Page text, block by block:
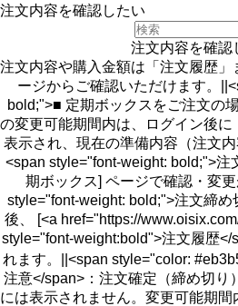
注文内容を確認したい
注文内容を確認
注文内容や購入金額は「注文履歴
ージからご確認いただけます。
bold;">■ 定期ボックスをご注文の
の変更可能期間内は、ログイン後
表示され、現在の準備内容（注文
<span style="font-weight: bold;">注
期ボックス] ページで確認・変
style="font-weight: bold;">注文締
後、 [<a href="https://
style="font-weight:bold">注文履歴</
れます。||<span style="color:
注意</span>：注文確定（締め切り
には表示されません。変更可能期